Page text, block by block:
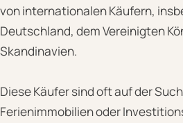
von internationalen Käufern,
Deutschland, dem Vereinigten
Skandinavien.
Diese Käufer sind oft auf der
Ferienimmobilien oder